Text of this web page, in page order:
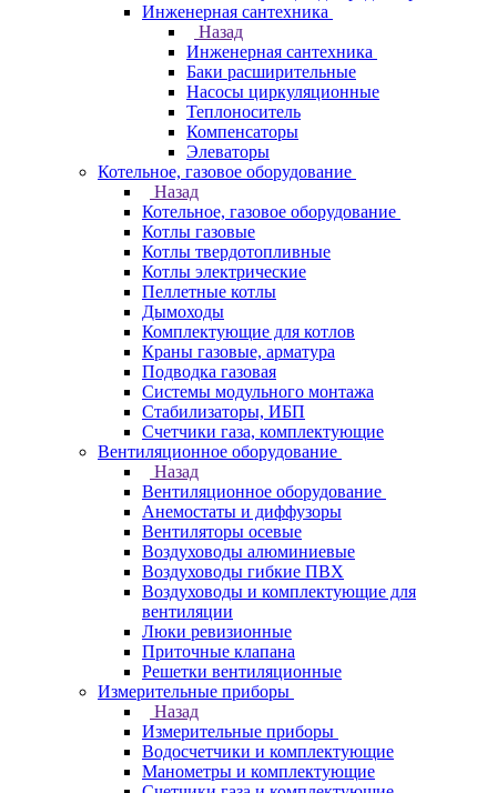
Инженерная сантехника
Назад
Инженерная сантехника
Баки расширительные
Насосы циркуляционные
Теплоноситель
Компенсаторы
Элеваторы
Котельное, газовое оборудование
Назад
Котельное, газовое оборудование
Котлы газовые
Котлы твердотопливные
Котлы электрические
Пеллетные котлы
Дымоходы
Комплектующие для котлов
Краны газовые, арматура
Подводка газовая
Системы модульного монтажа
Стабилизаторы, ИБП
Счетчики газа, комплектующие
Вентиляционное оборудование
Назад
Вентиляционное оборудование
Анемостаты и диффузоры
Вентиляторы осевые
Воздуховоды алюминиевые
Воздуховоды гибкие ПВХ
Воздуховоды и комплектующие для
вентиляции
Люки ревизионные
Приточные клапана
Решетки вентиляционные
Измерительные приборы
Назад
Измерительные приборы
Водосчетчики и комплектующие
Манометры и комплектующие